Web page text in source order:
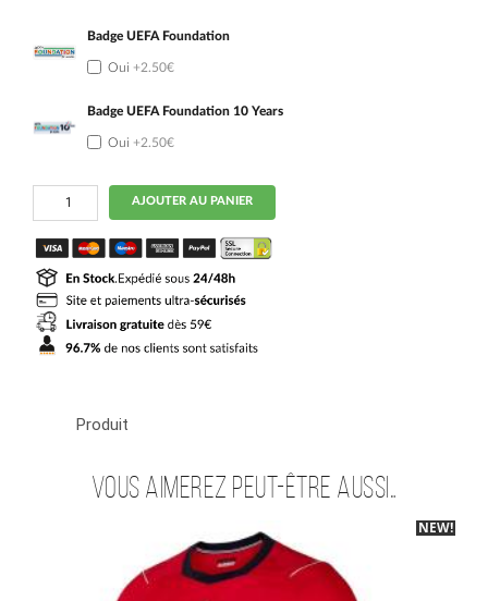
Badge UEFA Foundation
Oui +2.50€
Badge UEFA Foundation 10 Years
Oui +2.50€
quantité
Maillot
Kit
Enfant
Angleterre
Exterieur
2026
2027
Rashford
AJOUTER AU PANIER
Produit
Vous aimerez peut-être aussi…
-40%
NEW!